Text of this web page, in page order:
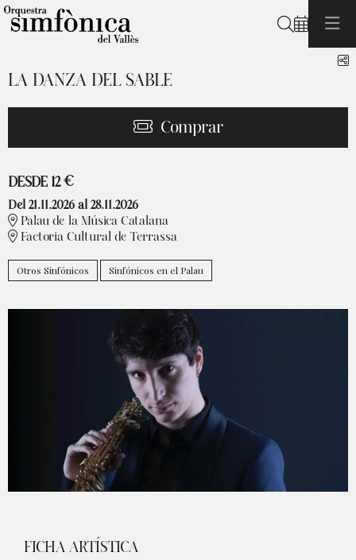
Buscar
LA DANZA DEL SABLE
Comprar
DESDE Desde
12 €
Del 21.11.2026 al 28.11.2026
Palau de la Música Catalana
Factoria Cultural de Terrassa
Otros Sinfónicos Sinfónicos en el Palau
FICHA ARTÍSTICA